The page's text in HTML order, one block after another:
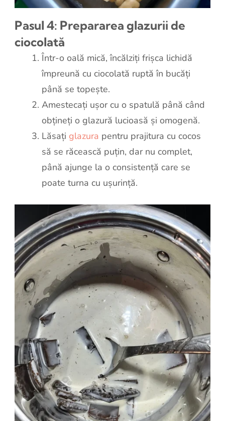
Pasul 4: Prepararea glazurii de
ciocolată
Într-o oală mică, încălziți frișca lichidă
împreună cu ciocolată ruptă în bucăți
până se topește.
Amestecați ușor cu o spatulă până când
obțineți o glazură lucioasă și omogenă.
Lăsați glazura pentru prajitura cu cocos
să se răcească puțin, dar nu complet,
până ajunge la o consistență care se
poate turna cu ușurință.